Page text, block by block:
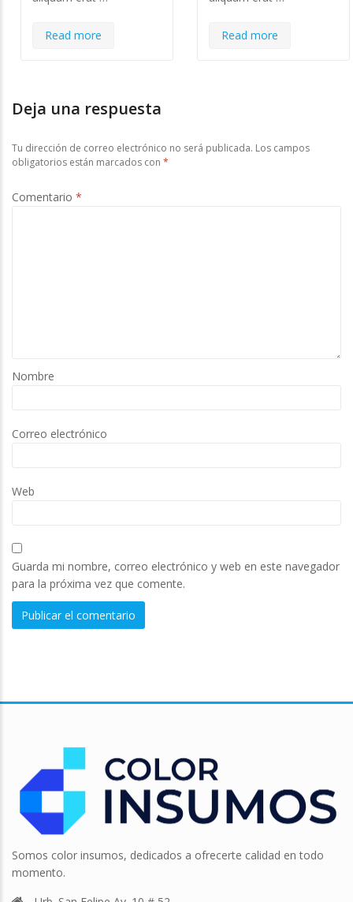
Read more Read more
Deja una respuesta
Tu dirección de correo electrónico no será publicada. Los campos
obligatorios están marcados con *
Comentario *
Nombre
Correo electrónico
Web
Guarda mi nombre, correo electrónico y web en este navegador
para la próxima vez que comente.
Somos color insumos, dedicados a ofrecerte calidad en todo
momento.